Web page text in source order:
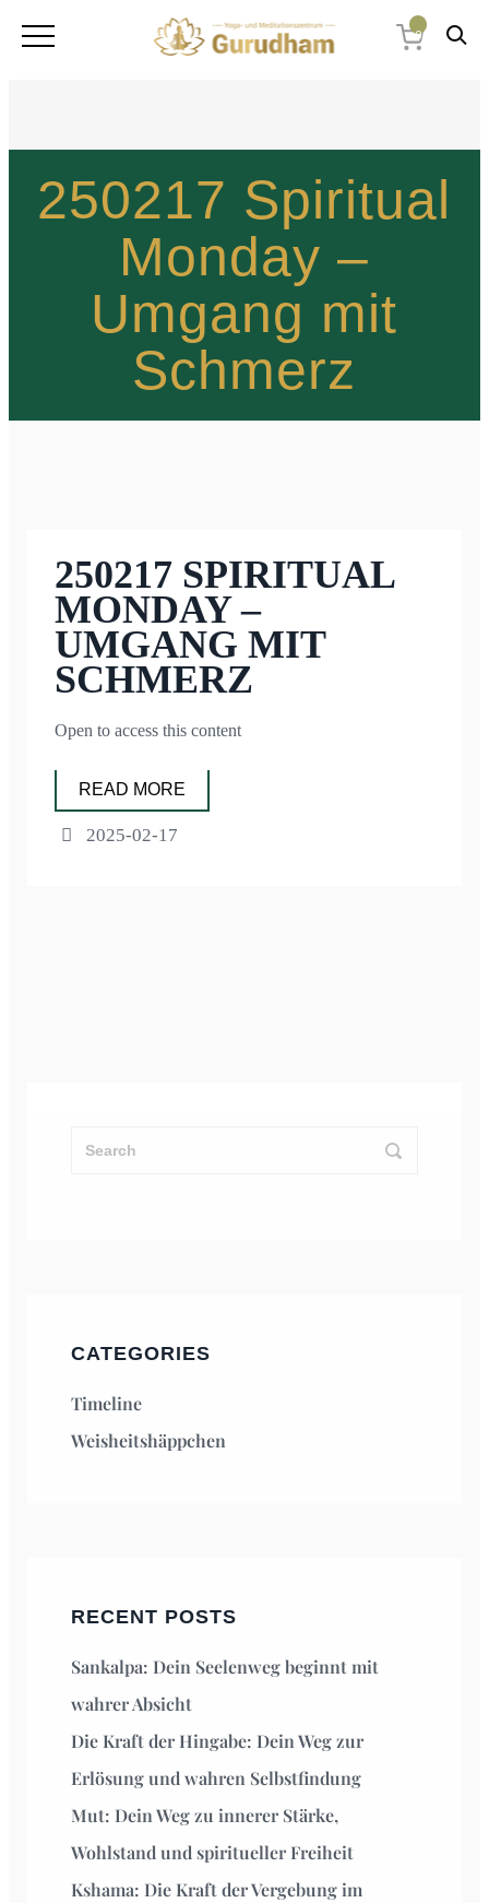
0
250217 Spiritual
Monday –
Umgang mit
Schmerz
250217 SPIRITUAL
MONDAY –
UMGANG MIT
SCHMERZ
Open to access this content
READ MORE
2025-02-17
CATEGORIES
Timeline
Weisheitshäppchen
RECENT POSTS
Sankalpa: Dein Seelenweg beginnt mit
wahrer Absicht
Die Kraft der Hingabe: Dein Weg zur
Erlösung und wahren Selbstfindung
Mut: Dein Weg zu innerer Stärke,
Wohlstand und spiritueller Freiheit
Kshama: Die Kraft der Vergebung im